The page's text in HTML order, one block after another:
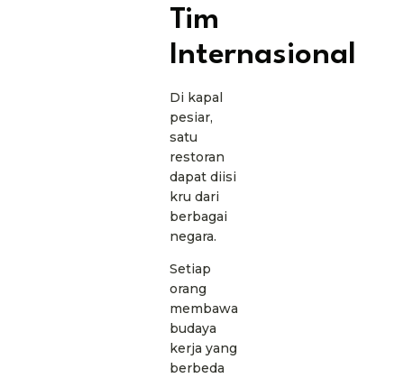
Tim
Internasional
Di kapal
pesiar,
satu
restoran
dapat diisi
kru dari
berbagai
negara.
Setiap
orang
membawa
budaya
kerja yang
berbeda